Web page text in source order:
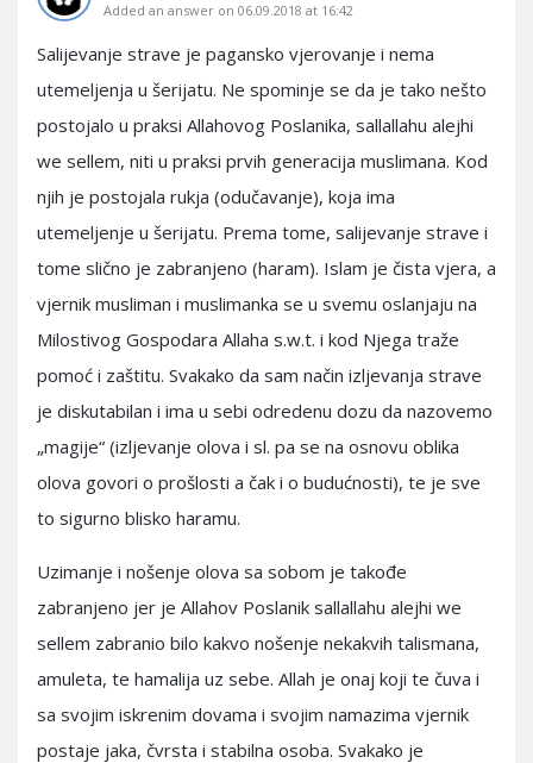
Added an answer on 06.09.2018 at 16:42
Salijevanje strave je pagansko vjerovanje i nema
utemeljenja u šerijatu. Ne spominje se da je tako nešto
postojalo u praksi Allahovog Poslanika, sallallahu alejhi
we sellem, niti u praksi prvih generacija muslimana. Kod
njih je postojala rukja (odučavanje), koja ima
utemeljenje u šerijatu. Prema tome, salijevanje strave i
tome slično je zabranjeno (haram). Islam je čista vjera, a
vjernik musliman i muslimanka se u svemu oslanjaju na
Milostivog Gospodara Allaha s.w.t. i kod Njega traže
pomoć i zaštitu. Svakako da sam način izljevanja strave
je diskutabilan i ima u sebi odredenu dozu da nazovemo
„magije“ (izljevanje olova i sl. pa se na osnovu oblika
olova govori o prošlosti a čak i o budućnosti), te je sve
to sigurno blisko haramu.
Uzimanje i nošenje olova sa sobom je takođe
zabranjeno jer je Allahov Poslanik sallallahu alejhi we
sellem zabranio bilo kakvo nošenje nekakvih talismana,
amuleta, te hamalija uz sebe. Allah je onaj koji te čuva i
sa svojim iskrenim dovama i svojim namazima vjernik
postaje jaka, čvrsta i stabilna osoba. Svakako je